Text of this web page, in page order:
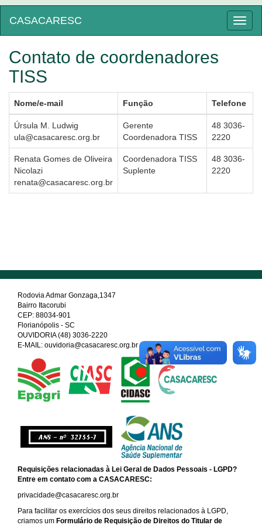
CASACARESC
Contato de coordenadores
TISS
Nome/e-mail Função Telefone
Úrsula M. Ludwig
ula@casacaresc.org.br
Gerente
Coordenadora TISS
48 3036-
2220
Renata Gomes de Oliveira
Nicolazi
renata@casacaresc.org.br
Coordenadora TISS
Suplente
48 3036-
2220
Rodovia Admar Gonzaga,1347
Bairro Itacorubi
CEP: 88034-901
Florianópolis - SC
OUVIDORIA (48) 3036-2220
E-MAIL: ouvidoria@casacaresc.org.br
Requisições relacionadas à Lei Geral de Dados Pessoais - LGPD?
Entre em contato com a CASACARESC:
privacidade@casacaresc.org.br
Para facilitar os exercícios dos seus direitos relacionados à LGPD,
criamos um Formulário de Requisição de Direitos do Titular de